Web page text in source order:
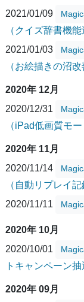
2021/01/09
（クイズ辞書機能
2021/01/03
（お絵描きの沼改
2020年 12月
2020/12/31
（iPad低画質モー
2020年 11月
2020/11/14
（自動リプレイ記
2020/11/11
2020年 10月
2020/10/01
トキャンペーン
2020年 09月